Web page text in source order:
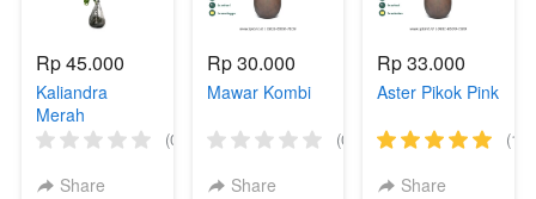
Rp 45.000
Kaliandra
Merah
(0)
Share
Rp 30.000
Mawar Kombi
(0)
Share
Rp 33.000
Aster Pikok Pink
(1)
Share